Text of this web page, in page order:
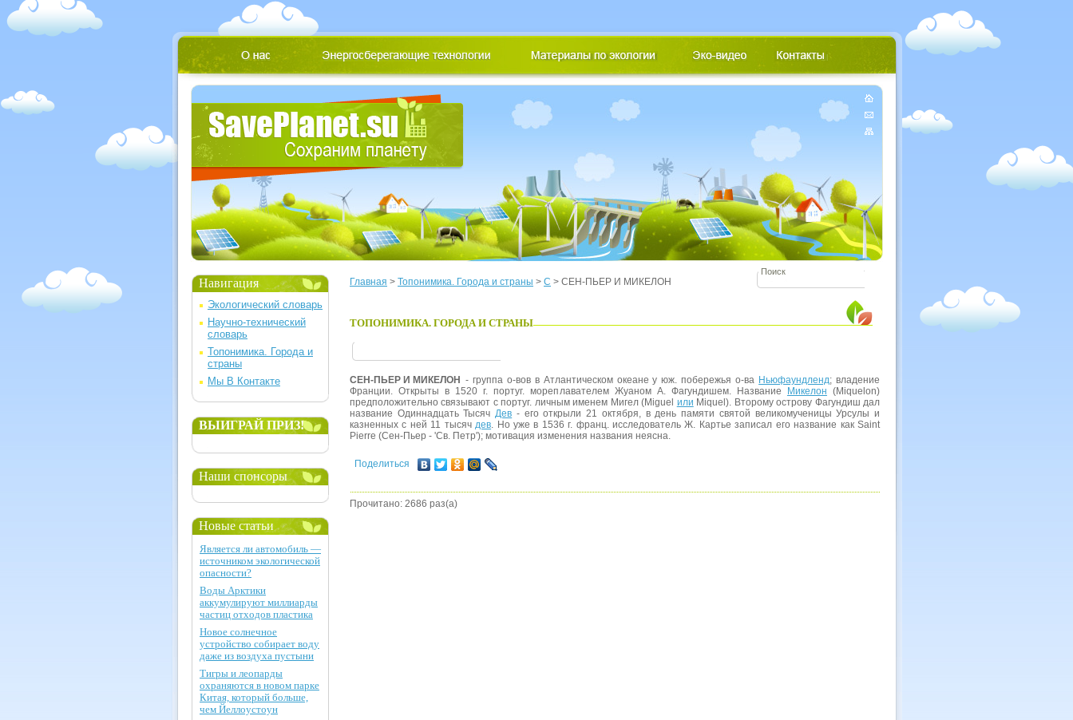
Главная > Топонимика. Города и страны > С > СЕН-ПЬЕР И МИКЕЛОН
ТОПОНИМИКА. ГОРОДА И СТРАНЫ
СЕН-ПЬЕР И МИКЕЛОН - группа о-вов в Атлантическом океане у юж. побережья о-ва Ньюфаундленд; владение
Франции. Открыты в 1520 г. португ. мореплавателем Жуаном А. Фагундишем. Название
Микелон (Miquelon)
предположительно связывают с португ. личным именем Мигел (Miguel или Miquel). Второму острову Фагундиш дал
название Одиннадцать ТысячДев - его открыли 21 октября, в день памяти святой великомученицы Урсулы и
казненных с ней 11 тысячдев. Но уже в 1536 г. франц. исследователь Ж. Картье записал его название как Saint
Pierre (Сен-Пьер - 'Св. Петр'); мотивация изменения названия неясна.
Поделиться
Прочитано: 2686 раз(а)
Навигация
Экологический словарь
Научно-технический
словарь
Топонимика. Города и
страны
Мы В Контакте
ВЫИГРАЙ ПРИЗ!
Наши спонсоры
Новые статьи
Является ли автомобиль —
источником экологической
опасности?
Воды Арктики
аккумулируют миллиарды
частиц отходов пластика
Новое солнечное
устройство собирает воду
даже из воздуха пустыни
Тигры и леопарды
охраняются в новом парке
Китая, который больше,
чем Йеллоустоун